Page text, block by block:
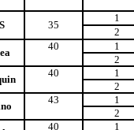
35
1
2
40
1
2
40
1
2
43
1
2
40
1